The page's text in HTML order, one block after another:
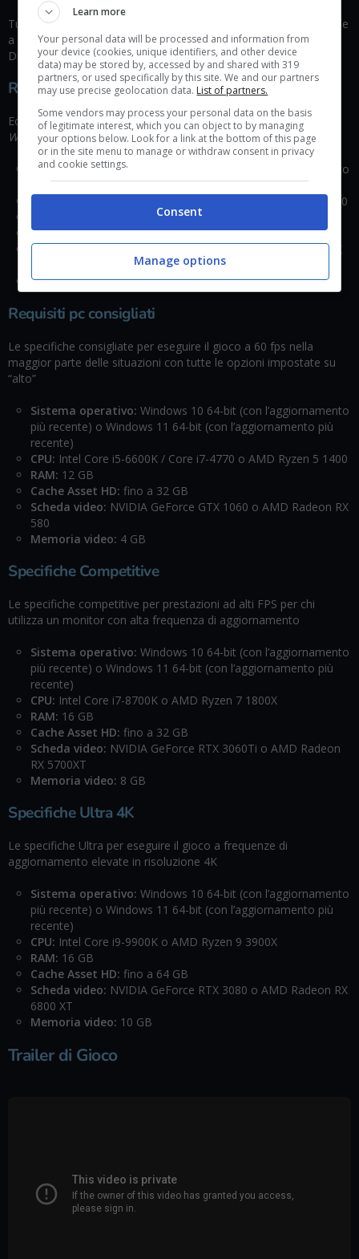
Tutte le specifiche indicate di seguito richiedono una connessione
a Internet a banda larga, una scheda audio compatibile con
DirectX e un sistema compatibile con DirectX 12.
Requisiti pc minimi
Ecco le specifiche minime necessarie per giocare aCall of Duty:
Warzone2.0:
Sistema operativo:
Windows 10 64-bit (con l’aggiornamento
più recente)
CPU:
Intel Core i3-6100 / Core i5-2500K o AMD Ryzen 3 1200
Cache Asset HD:fino a 32 GB
Scheda video:NVIDIA GeForce GTX 960 o AMD Radeon RX
Memoria video:2 GB
Requisiti pc consigliati
Le specifiche consigliate per eseguire il gioco a 60 fps nella
maggior parte delle situazioni con tutte le opzioni impostate su
“alto”
Sistema operativo: Windows 10 64-bit (con l’aggiornamento
più recente) o Windows 11 64-bit (con l’aggiornamento più
recente)
CPU: Intel Core i5-6600K / Core i7-4770 o AMD Ryzen 5 1400
RAM: 12 GB
Cache Asset HD: fino a 32 GB
Scheda video: NVIDIA GeForce GTX 1060 o AMD Radeon RX
580
Memoria video: 4 GB
Specifiche Competitive
Le specifiche competitive per prestazioni ad alti FPS per chi
utilizza un monitor con alta frequenza di aggiornamento
Sistema operativo: Windows 10 64-bit (con l’aggiornamento
più recente) o Windows 11 64-bit (con l’aggiornamento più
recente)
CPU: Intel Core i7-8700K o AMD Ryzen 7 1800X
RAM: 16 GB
Cache Asset HD: fino a 32 GB
Scheda video: NVIDIA GeForce RTX 3060Ti o AMD Radeon
RX 5700XT
Memoria video: 8 GB
Specifiche Ultra 4K
Le specifiche Ultra per eseguire il gioco a frequenze di
aggiornamento elevate in risoluzione 4K
Sistema operativo: Windows 10 64-bit (con l’aggiornamento
più recente) o Windows 11 64-bit (con l’aggiornamento più
recente)
CPU: Intel Core i9-9900K o AMD Ryzen 9 3900X
RAM: 16 GB
Cache Asset HD: fino a 64 GB
Scheda video: NVIDIA GeForce RTX 3080 o AMD Radeon RX
6800 XT
Memoria video: 10 GB
Trailer di Gioco
Learn more
Your personal data will be processed and information from
your device (cookies, unique identifiers, and other device
data) may be stored by, accessed by and shared with 319
partners, or used specifically by this site. We and our partners
may use precise geolocation data. List of partners.
Some vendors may process your personal data on the basis
of legitimate interest, which you can object to by managing
your options below. Look for a link at the bottom of this page
or in the site menu to manage or withdraw consent in privacy
and cookie settings.
Consent
Manage options